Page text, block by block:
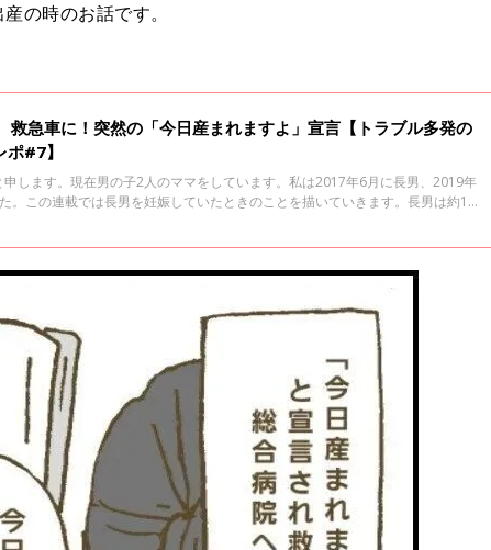
の時のお話です。
救急車に！突然の「今日産まれますよ」宣言【トラブル多発の
#7】
します。現在男の子2人のママをしています。私は2017年6月に長男、2019年
。この連載では長男を妊娠していたときのことを描いていきます。長男は約11
。